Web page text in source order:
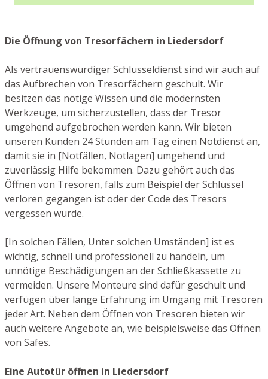
Die Öffnung von Tresorfächern in Liedersdorf
Als vertrauenswürdiger Schlüsseldienst sind wir auch auf
das Aufbrechen von Tresorfächern geschult. Wir
besitzen das nötige Wissen und die modernsten
Werkzeuge, um sicherzustellen, dass der Tresor
umgehend aufgebrochen werden kann. Wir bieten
unseren Kunden 24 Stunden am Tag einen Notdienst an,
damit sie in [Notfällen, Notlagen] umgehend und
zuverlässig Hilfe bekommen. Dazu gehört auch das
Öffnen von Tresoren, falls zum Beispiel der Schlüssel
verloren gegangen ist oder der Code des Tresors
vergessen wurde.
[In solchen Fällen, Unter solchen Umständen] ist es
wichtig, schnell und professionell zu handeln, um
unnötige Beschädigungen an der Schließkassette zu
vermeiden. Unsere Monteure sind dafür geschult und
verfügen über lange Erfahrung im Umgang mit Tresoren
jeder Art. Neben dem Öffnen von Tresoren bieten wir
auch weitere Angebote an, wie beispielsweise das Öffnen
von Safes.
Eine Autotür öffnen in Liedersdorf